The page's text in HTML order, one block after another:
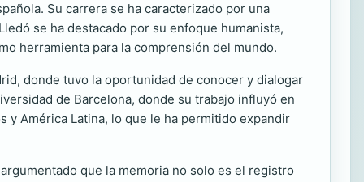
Su carrera se ha caracterizado por una
se ha destacado por su enfoque humanista,
herramienta para la comprensión del mundo.
donde tuvo la oportunidad de conocer y dialogar
de Barcelona, donde su trabajo influyó en
y América Latina, lo que le ha permitido expandir
que la memoria no solo es el registro